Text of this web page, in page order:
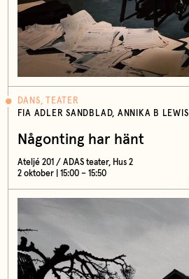
DANS, TEATER
FIA ADLER SANDBLAD, ANNIKA B LEWIS
Någonting har hänt
Ateljé 201 / ADAS teater, Hus 2
2 oktober | 15:00 – 15:50